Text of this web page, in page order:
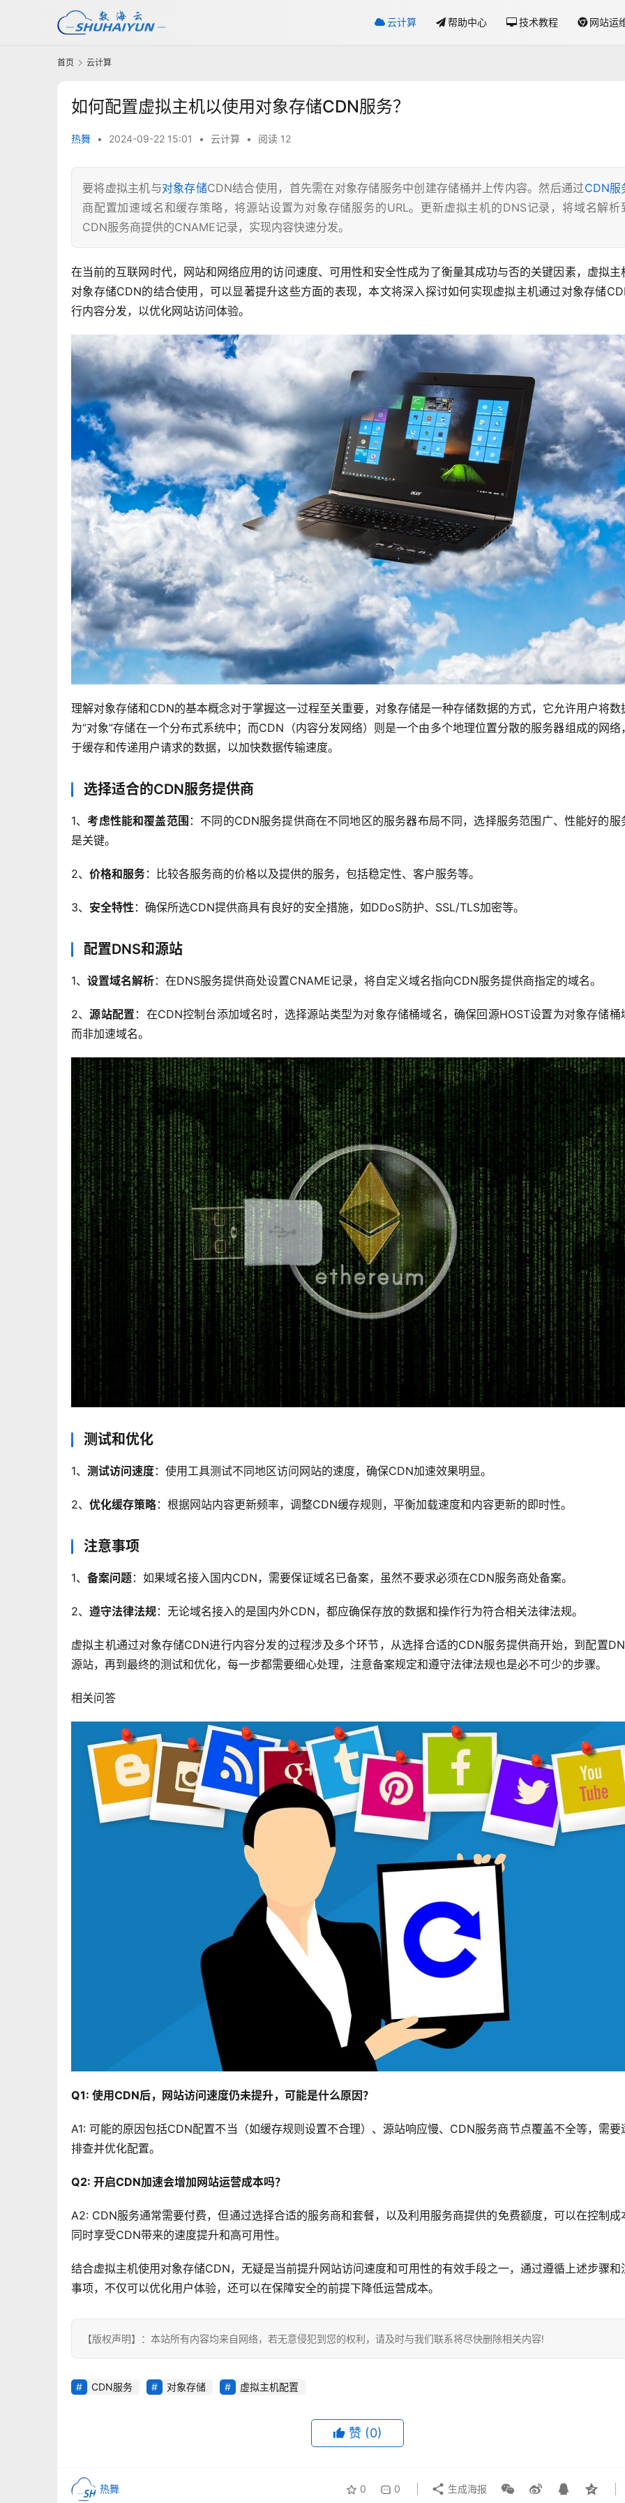
云计算 帮助中心 技术教程 网站运
首页 云计算
如何配置虚拟主机以使用对象存储CDN服务？
热舞 • 2024-09-22 15:01 • 云计算 • 阅读 12
要将虚拟主机与对象存储CDN结合使用，首先需在对象存储服务中创建存储桶并上传内容。然后通过CDN服
商配置加速域名和缓存策略，将源站设置为对象存储服务的URL。更新虚拟主机的DNS记录，将域名解析
CDN服务商提供的CNAME记录，实现内容快速分发。
在当前的互联网时代，网站和网络应用的访问速度、可用性和安全性成为了衡量其成功与否的关键因素，虚拟主
对象存储CDN的结合使用，可以显著提升这些方面的表现，本文将深入探讨如何实现虚拟主机通过对象存储
行内容分发，以优化网站访问体验。
理解对象存储和CDN的基本概念对于掌握这一过程至关重要，对象存储是一种存储数据的方式，它允许用户将数
为“对象”存储在一个分布式系统中；而CDN（内容分发网络）则是一个由多个地理位置分散的服务器组成的网络
于缓存和传递用户请求的数据，以加快数据传输速度。
选择适合的CDN服务提供商
1、考虑性能和覆盖范围 ：不同的CDN服务提供商在不同地区的服务器布局不同，选择服务范围广、性能好的服
是关键。
2、 价格和服务：比较各服务商的价格以及提供的服务，包括稳定性、客户服务等。
3、 安全特性：确保所选CDN提供商具有良好的安全措施，如DDoS防护、SSL/TLS加密等。
配置DNS和源站
1、 设置域名解析：在DNS服务提供商处设置CNAME记录，将自定义域名指向CDN服务提供商指定的域名。
2、源站配置 ：在CDN控制台添加域名时，选择源站类型为对象存储桶域名，确保回源HOST设置为对象存储桶
而非加速域名。
测试和优化
1、 测试访问速度：使用工具测试不同地区访问网站的速度，确保CDN加速效果明显。
2、 优化缓存策略：根据网站内容更新频率，调整CDN缓存规则，平衡加载速度和内容更新的即时性。
注意事项
1、 备案问题：如果域名接入国内CDN，需要保证域名已备案，虽然不要求必须在CDN服务商处备案。
2、 遵守法律法规：无论域名接入的是国内外CDN，都应确保存放的数据和操作行为符合相关法律法规。
虚拟主机通过对象存储CDN进行内容分发的过程涉及多个环节，从选择合适的CDN服务提供商开始，到配置
源站，再到最终的测试和优化，每一步都需要细心处理，注意备案规定和遵守法律法规也是必不可少的步骤。
相关问答
Q1: 使用CDN后，网站访问速度仍未提升，可能是什么原因？
A1: 可能的原因包括CDN配置不当（如缓存规则设置不合理）、源站响应慢、CDN服务商节点覆盖不全等，需要
排查并优化配置。
Q2: 开启CDN加速会增加网站运营成本吗？
A2: CDN服务通常需要付费，但通过选择合适的服务商和套餐，以及利用服务商提供的免费额度，可以在控制成
同时享受CDN带来的速度提升和高可用性。
结合虚拟主机使用对象存储CDN，无疑是当前提升网站访问速度和可用性的有效手段之一，通过遵循上述步骤和
事项，不仅可以优化用户体验，还可以在保障安全的前提下降低运营成本。
【版权声明】：本站所有内容均来自网络，若无意侵犯到您的权利，请及时与我们联系将尽快删除相关内容!
CDN服务 对象存储 虚拟主机配置
赞 (0)
热舞 0 0 生成海报